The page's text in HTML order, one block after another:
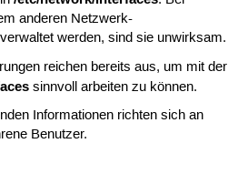
anderen Netzwerk-
werden, sind sie unwirksam.
reichen bereits aus, um mit der
sinnvoll arbeiten zu können.
Informationen richten sich an
Benutzer.